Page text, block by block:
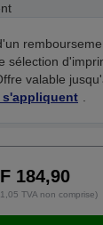
sélection
valable
s'appliquent
184,90
TVA non comprise)